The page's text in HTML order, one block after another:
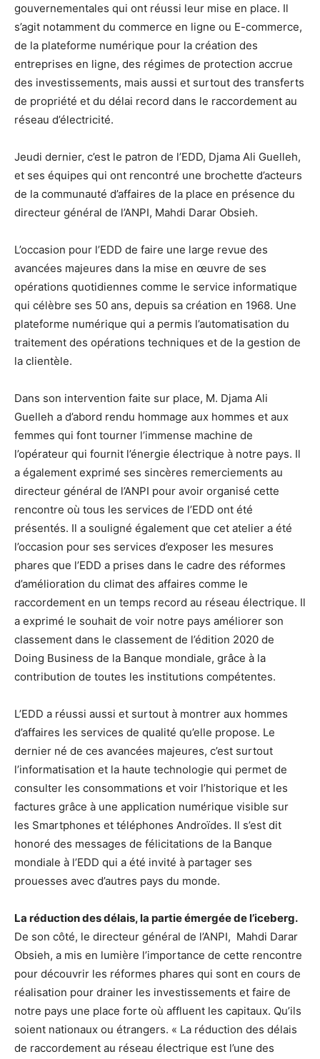
gouvernementales qui ont réussi leur mise en place. Il
s’agit notamment du commerce en ligne ou E-commerce,
de la plateforme numérique pour la création des
entreprises en ligne, des régimes de protection accrue
des investissements, mais aussi et surtout des transferts
de propriété et du délai record dans le raccordement au
réseau d’électricité.
Jeudi dernier, c’est le patron de l’EDD, Djama Ali Guelleh,
et ses équipes qui ont rencontré une brochette d’acteurs
de la communauté d’affaires de la place en présence du
directeur général de l’ANPI, Mahdi Darar Obsieh.
L’occasion pour l’EDD de faire une large revue des
avancées majeures dans la mise en œuvre de ses
opérations quotidiennes comme le service informatique
qui célèbre ses 50 ans, depuis sa création en 1968. Une
plateforme numérique qui a permis l’automatisation du
traitement des opérations techniques et de la gestion de
la clientèle.
Dans son intervention faite sur place, M. Djama Ali
Guelleh a d’abord rendu hommage aux hommes et aux
femmes qui font tourner l’immense machine de
l’opérateur qui fournit l’énergie électrique à notre pays. Il
a également exprimé ses sincères remerciements au
directeur général de l’ANPI pour avoir organisé cette
rencontre où tous les services de l’EDD ont été
présentés. Il a souligné également que cet atelier a été
l’occasion pour ses services d’exposer les mesures
phares que l’EDD a prises dans le cadre des réformes
d’amélioration du climat des affaires comme le
raccordement en un temps record au réseau électrique. Il
a exprimé le souhait de voir notre pays améliorer son
classement dans le classement de l’édition 2020 de
Doing Business de la Banque mondiale, grâce à la
contribution de toutes les institutions compétentes.
L’EDD a réussi aussi et surtout à montrer aux hommes
d’affaires les services de qualité qu’elle propose. Le
dernier né de ces avancées majeures, c’est surtout
l’informatisation et la haute technologie qui permet de
consulter les consommations et voir l’historique et les
factures grâce à une application numérique visible sur
les Smartphones et téléphones Androïdes. Il s’est dit
honoré des messages de félicitations de la Banque
mondiale à l’EDD qui a été invité à partager ses
prouesses avec d’autres pays du monde.
La réduction des délais, la partie émergée de l’iceberg.
De son côté, le directeur général de l’ANPI, Mahdi Darar
Obsieh, a mis en lumière l’importance de cette rencontre
pour découvrir les réformes phares qui sont en cours de
réalisation pour drainer les investissements et faire de
notre pays une place forte où affluent les capitaux. Qu’ils
soient nationaux ou étrangers. « La réduction des délais
de raccordement au réseau électrique est l’une des